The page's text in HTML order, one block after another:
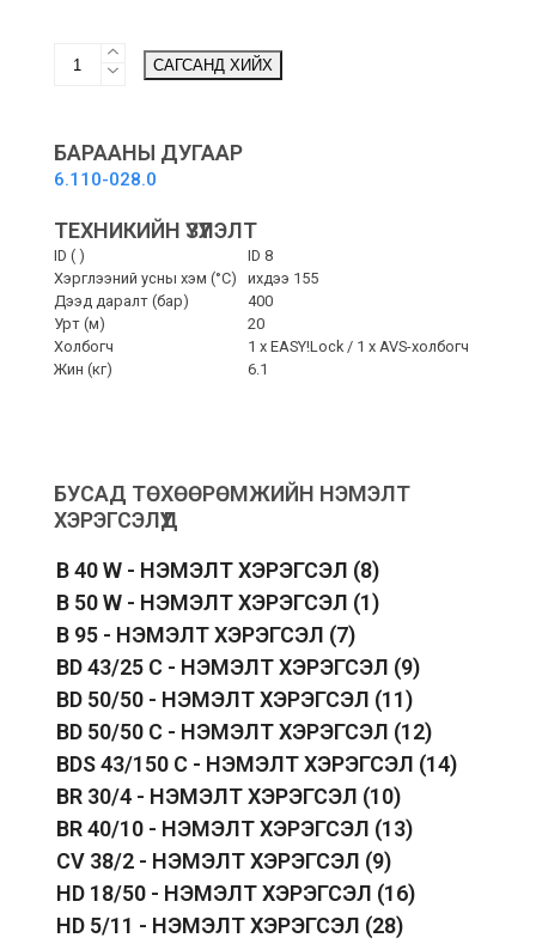
pressure
-
даралтын
20
м
quantity
САГСАНД ХИЙХ
БАРААНЫ ДУГААР
6.110-028.0
ТЕХНИКИЙН ҮЗҮҮЛЭЛТ
ID ( )
ID 8
Хэрглээний усны хэм (°C)
ихдээ 155
Дээд даралт (бар)
400
Урт (м)
20
Холбогч
1 x EASY!Lock/ 1 x AVS-холбогч
Жин (кг)
6.1
БУСАД ТӨХӨӨРӨМЖИЙН НЭМЭЛТ
ХЭРЭГСЭЛҮҮД
B 40 W - НЭМЭЛТ ХЭРЭГСЭЛ (8)
B 50 W - НЭМЭЛТ ХЭРЭГСЭЛ (1)
B 95 - НЭМЭЛТ ХЭРЭГСЭЛ (7)
BD 43/25 C - НЭМЭЛТ ХЭРЭГСЭЛ (9)
BD 50/50 - НЭМЭЛТ ХЭРЭГСЭЛ (11)
BD 50/50 C - НЭМЭЛТ ХЭРЭГСЭЛ (12)
BDS 43/150 C - НЭМЭЛТ ХЭРЭГСЭЛ (14)
BR 30/4 - НЭМЭЛТ ХЭРЭГСЭЛ (10)
BR 40/10 - НЭМЭЛТ ХЭРЭГСЭЛ (13)
CV 38/2 - НЭМЭЛТ ХЭРЭГСЭЛ (9)
HD 18/50 - НЭМЭЛТ ХЭРЭГСЭЛ (16)
HD 5/11 - НЭМЭЛТ ХЭРЭГСЭЛ (28)